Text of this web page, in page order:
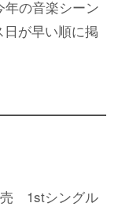
の音楽シーン
が早い順に掲
売 1stシングル